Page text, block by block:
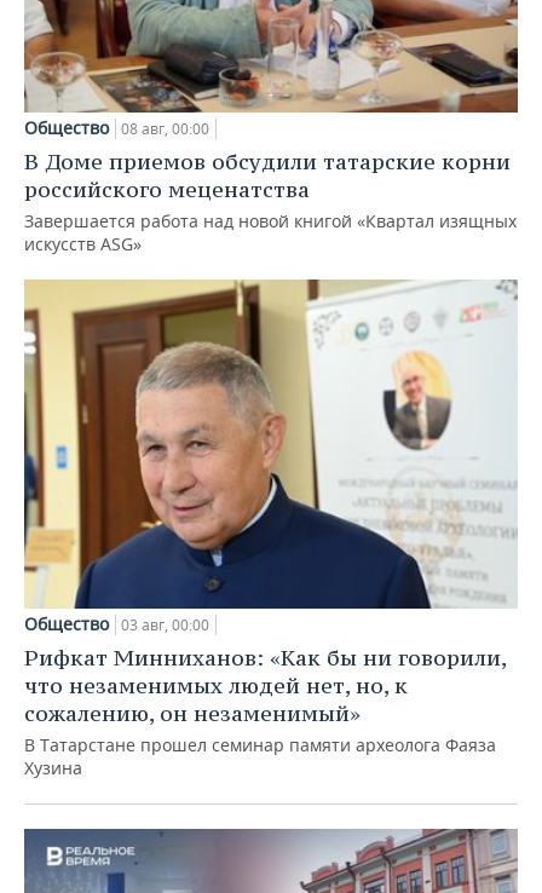
Общество 08 авг, 00:00
В Доме приемов обсудили татарские корни
российского меценатства
Завершается работа над новой книгой «Квартал изящных
искусств ASG»
Общество 03 авг, 00:00
Рифкат Минниханов: «Как бы ни говорили,
что незаменимых людей нет, но, к
сожалению, он незаменимый»
В Татарстане прошел семинар памяти археолога Фаяза
Хузина